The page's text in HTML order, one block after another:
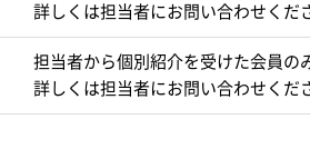
詳しくは担当者にお問い合わせくだ
担当者から個別紹介を受けた会員の
詳しくは担当者にお問い合わせくだ